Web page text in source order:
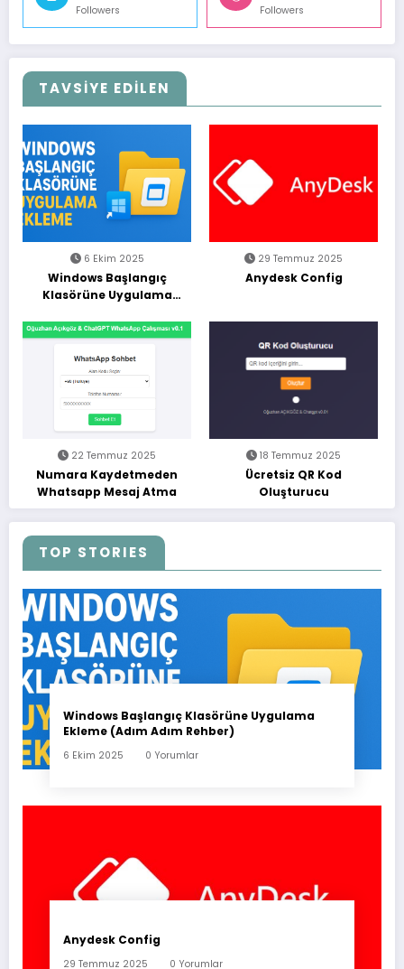
Followers Followers
TAVSİYE EDİLEN
6 Ekim 2025
Windows Başlangıç
Klasörüne Uygulama
Rehber)
29 Temmuz 2025
Anydesk Config
22 Temmuz 2025
Numara Kaydetmeden
Whatsapp Mesaj Atma
18 Temmuz 2025
Ücretsiz QR Kod
Oluşturucu
TOP STORIES
Windows Başlangıç Klasörüne Uygulama
Ekleme (Adım Adım Rehber)
6 Ekim 2025 0 Yorumlar
Anydesk Config
29 Temmuz 2025 0 Yorumlar